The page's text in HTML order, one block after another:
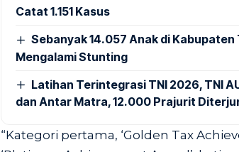
Catat 1.151 Kasus
Sebanyak 14.057 Anak di
Mengalami Stunting
Latihan Terintegrasi TNI 2026, TNI
dan Antar Matra, 12.000 Prajurit
“Kategori pertama, ‘Golden Tax